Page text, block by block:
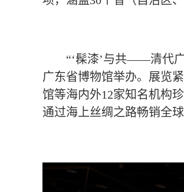
“‘髹漆’与共——清代
广东省博物馆举办。展览
馆等海内外12家知名机构
通过海上丝绸之路畅销全